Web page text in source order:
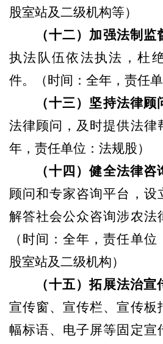
股室站及二级机构等）
（十二） 加强法制监
执法队伍依法执法，杜
件。
（时间：全年，责任
（十三） 坚持法律顾
法律顾问，及时提供法律
年，责任单位：法规股）
（十四 ）健全法律咨
顾问和专家咨询平台，设
解答社会公众咨询涉农法
（ 时间：全年，责任单位
股室站及二级机构）
（十五）拓展法治宣
宣传窗、宣传栏、宣传板
幅标语、电子屏等固定宣